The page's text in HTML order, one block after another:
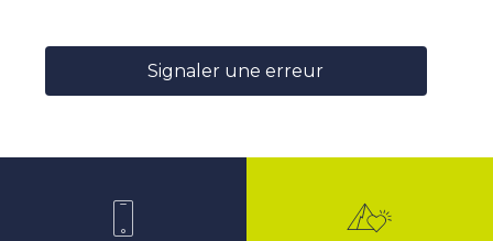
Signaler une erreur